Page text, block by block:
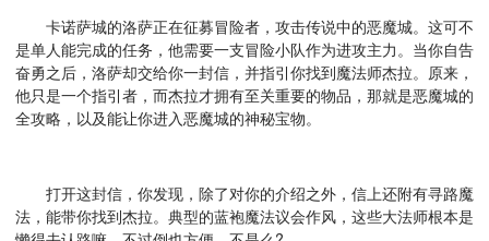
卡诺萨城的洛萨正在征募冒险者，攻击传说中的恶魔城。这可不
是单人能完成的任务，他需要一支冒险小队作为进攻主力。当你自告
奋勇之后，洛萨却交给你一封信，并指引你找到魔法师杰拉。原来，
他只是一个指引者，而杰拉才拥有至关重要的物品，那就是恶魔城的
全攻略，以及能让你进入恶魔城的神秘宝物。
打开这封信，你发现，除了对你的介绍之外，信上还附有寻路魔
法，能带你找到杰拉。典型的蓝袍魔法议会作风，这些大法师根本是